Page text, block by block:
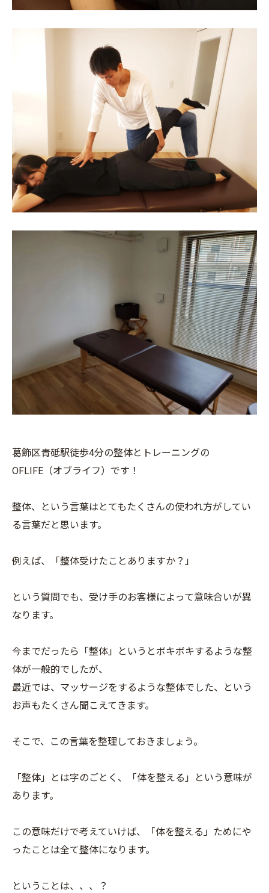
葛飾区青砥駅徒歩4分の整体とトレーニングの
OFLIFE（オブライフ）です！
整体、という言葉はとてもたくさんの使われ方がしてい
る言葉だと思います。
例えば、「整体受けたことありますか？」
という質問でも、受け手のお客様によって意味合いが異
なります。
今までだったら「整体」というとボキボキするような整
体が一般的でしたが、
最近では、マッサージをするような整体でした、という
お声もたくさん聞こえてきます。
そこで、この言葉を整理しておきましょう。
「整体」とは字のごとく、「体を整える」という意味が
あります。
この意味だけで考えていけば、「体を整える」ためにや
ったことは全て整体になります。
ということは、、、？